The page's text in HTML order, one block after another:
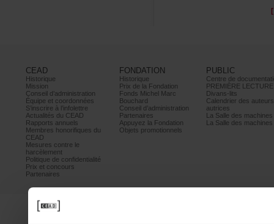
CEAD
Historique
Mission
Conseild’administration
Équipeetcoordonnées
S’inscrireàl’infolettre
ActualitésduCEAD
Rapportsannuels
Membreshonorifiquesdu
CEAD
Mesurescontrele
harcèlement
Politiquedeconfidentialité
Prixetconcours
Partenaires
FONDATION
Historique
PrixdelaFondation
FondsMichelMarc
Bouchard
Conseild’administration
Partenaires
AppuyezlaFondation
Objetspromotionnels
PUBLIC
PREMIÈRELECTURE
Divans-lits
autrices